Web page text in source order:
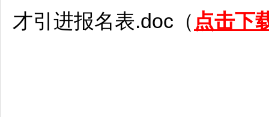
才引进报名表.doc（ 点击下